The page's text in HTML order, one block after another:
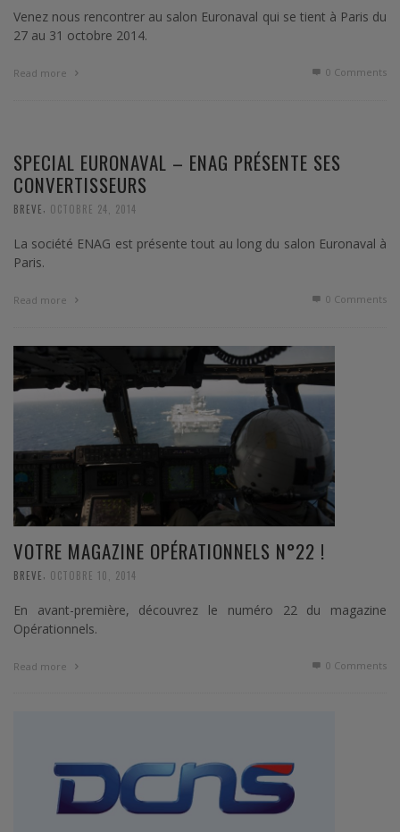
Venez nous rencontrer au salon Euronaval qui se tient à Paris du
27 au 31 octobre 2014.
Read more 0 Comments
SPECIAL EURONAVAL – ENAG PRÉSENTE SES
CONVERTISSEURS
BREVE OCTOBRE 24, 2014
La société ENAG est présente tout au long du salon Euronaval à
Paris.
Read more 0 Comments
VOTRE MAGAZINE OPÉRATIONNELS N°22 !
BREVE OCTOBRE 10, 2014
En avant-première, découvrez le numéro 22 du magazine
Opérationnels.
Read more 0 Comments